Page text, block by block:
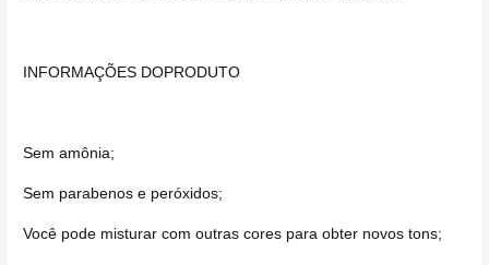
INFORMAÇÕES DOPRODUTO
Sem amônia;
Sem parabenos e peróxidos;
Você pode misturar com outras cores para obter novos tons;